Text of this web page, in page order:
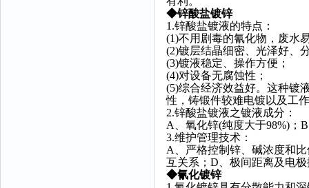
◆锌酸盐镀锌
1.锌酸盐镀液的特点：
(1)不用剧毒的氰化物，废水
(2)镀层结晶细密、光泽好、
(3)镀液稳定、操作方便；
(4)对设备无腐蚀性；
(5)综合经济效益好。这种镀
性，铸锻件较难电镀以及工
2.锌酸盐镀液之镀液成分：
A、氧化锌(纯度大于98%)；
3.维护管理技术：
A、严格控制锌、碱浓度和
互关系；D、极间距离及电
◆氰化镀锌